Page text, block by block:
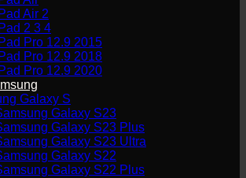
Air 2
2 3 4
Pro 12.9 2015
Pro 12.9 2018
Pro 12.9 2020
Galaxy S
Galaxy S23
Galaxy S23 Plus
Galaxy S23 Ultra
Galaxy S22
Galaxy S22 Plus